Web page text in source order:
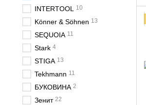
INTERTOOL 10
Könner & Söhnen 13
SEQUOIA 11
Stark 4
STIGA 13
Tekhmann 11
БУКОВИНА 2
Зенит 22